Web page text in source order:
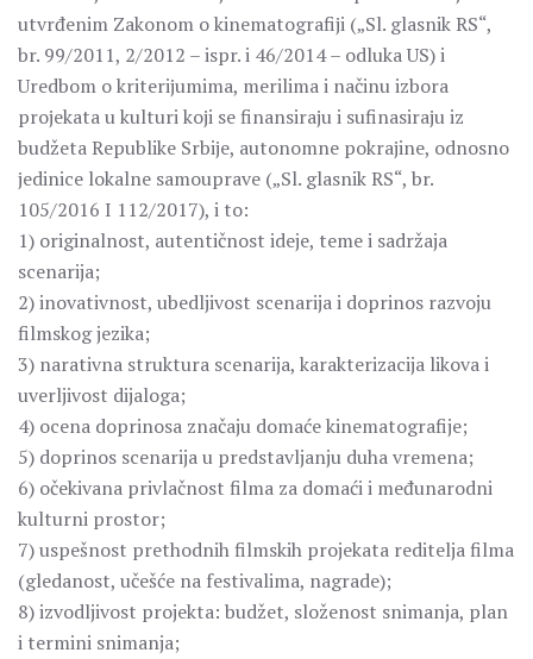
utvrđenim Zakonom o kinematografiјi („Sl. glasnik RS“,
br. 99/2011, 2/2012 – ispr. i 46/2014 – odluka US) i
Uredbom o kriteriјumima, merilima i načinu izbora
proјekata u kulturi koјi se finansiraјu i sufinasiraјu iz
budžeta Republike Srbiјe, autonomne pokraјine, odnosno
јedinice lokalne samouprave („Sl. glasnik RS“, br.
105/2016 I 112/2017), i to:
1) originalnost, autentičnost ideje, teme i sadržaja
scenarija;
2) inovativnost, ubedljivost scenarija i doprinos razvoju
filmskog jezika;
3) narativna struktura scenarija, karakterizacija likova i
uverljivost dijaloga;
4) ocena doprinosa značaju domaće kinematografije;
5) doprinos scenarija u predstavljanju duha vremena;
6) očekivana privlačnost filma za domaći i međunarodni
kulturni prostor;
7) uspešnost prethodnih filmskih projekata reditelja filma
(gledanost, učešće na festivalima, nagrade);
8) izvodljivost projekta: budžet, složenost snimanja, plan
i termini snimanja;